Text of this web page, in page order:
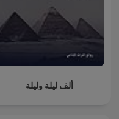
ألف ليلة وليلة